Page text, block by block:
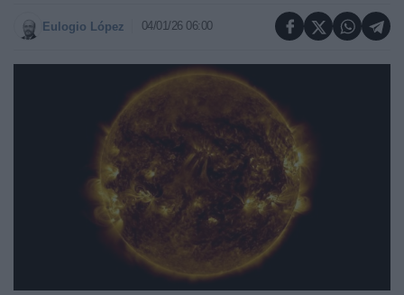
Eulogio López 04/01/26 06:00